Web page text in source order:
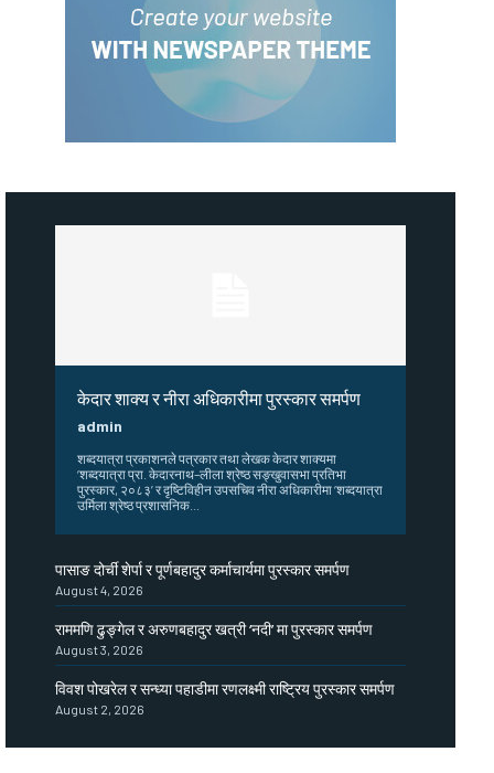
केदार शाक्य र नीरा अधिकारीमा पुरस्कार समर्पण
admin
शब्दयात्रा प्रकाशनले पत्रकार तथा लेखक केदार शाक्यमा
‘शब्दयात्रा प्रा. केदारनाथ–लीला श्रेष्ठ सङ्खुवासभा प्रतिभा
पुरस्कार, २०८३’ र दृष्टिविहीन उपसचिव नीरा अधिकारीमा ‘शब्दयात्रा
उर्मिला श्रेष्ठ प्रशासनिक...
पासाङ दोर्ची शेर्पा र पूर्णबहादुर कर्माचार्यमा पुरस्कार समर्पण
August 4, 2026
राममणि ढुङ्गेल र अरुणबहादुर खत्री ‘नदी’ मा पुरस्कार समर्पण
August 3, 2026
विवश पोखरेल र सन्ध्या पहाडीमा रणलक्ष्मी राष्ट्रिय पुरस्कार समर्पण
August 2, 2026